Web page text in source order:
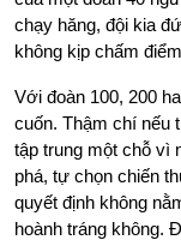
chạy hăng, đội kia
không kịp chấm
Với đoàn 100, 200
cuốn. Thậm chí nếu
tập trung một chỗ vì
phá, tự chọn chiến
quyết định không
hoành tráng không.